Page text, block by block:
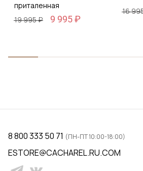
приталенная
19 995 ₽
9 995 ₽
16
8 800 333 50 71 (ПН-ПТ 10:00-18:00)
ESTORE@CACHAREL.RU.COM